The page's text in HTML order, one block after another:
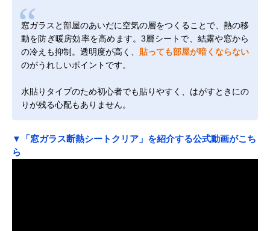
窓ガラスと部屋のあいだに空気の層をつくることで、熱の移
動を防ぎ暖房効率を高めます。3層シートで、結露や窓から
の冷えも抑制。透明度が高く、 貼っても部屋が暗くならない
のがうれしいポイントです。
水貼りタイプのため初心者でも貼りやすく、はがすときにの
りが残る心配もありません。
▼「窓ガラス断熱シートクリア」を紹介する公式動画がこち
ら